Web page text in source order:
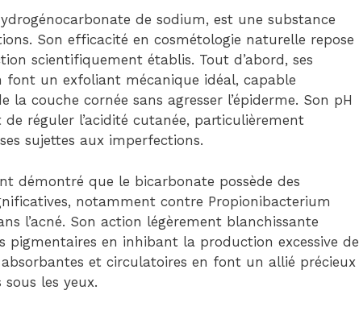
de sodium, est une substance
Son efficacité en cosmétologie naturelle repose
scientifiquement établis. Tout d’abord, ses
font un exfoliant mécanique idéal, capable
la couche cornée sans agresser l’épiderme. Son pH
réguler l’acidité cutanée, particulièrement
sujettes aux imperfections.
démontré que le bicarbonate possède des
notamment contre Propionibacterium
l’acné. Son action légèrement blanchissante
pigmentaires en inhibant la production excessive de
et circulatoires en font un allié précieux
les yeux.